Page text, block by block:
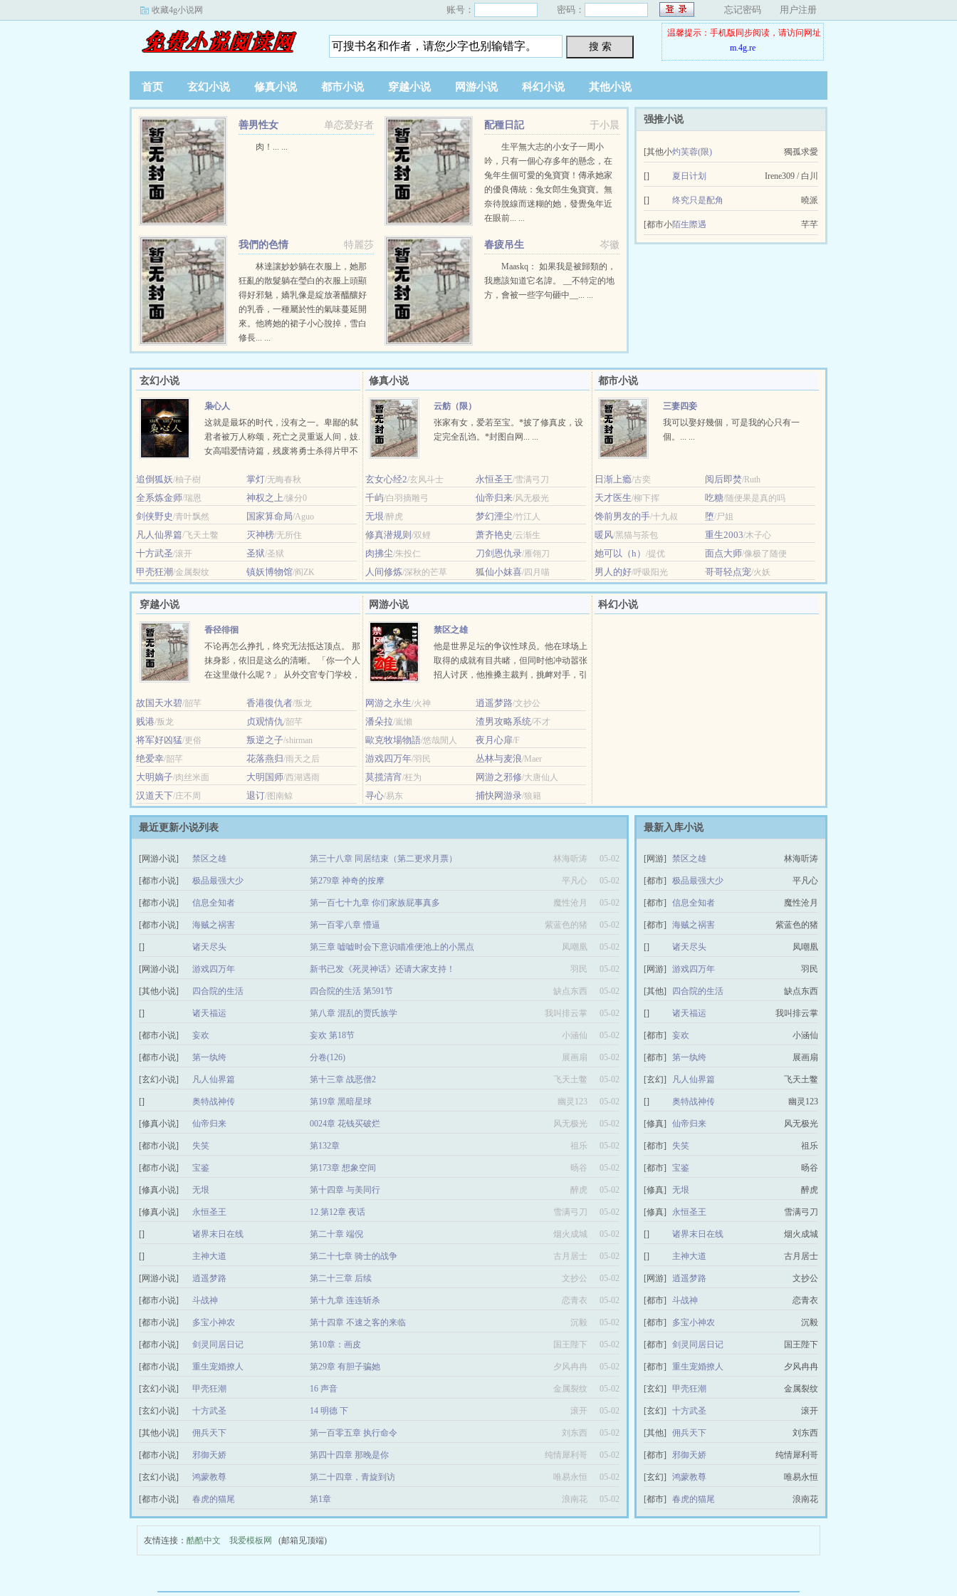
收藏4g小说网 账号： 密码： 忘记密码 用户注册
搜 索
温馨提示：手机版同步阅读，请访问网址
m.4g.re
首页 玄幻小说 修真小说 都市小说 穿越小说 网游小说 科幻小说 其他小说
单恋爱好者
善男性女
肉！... ...
于小晨
配種日記
生平無大志的小女子一周小
吟，只有一個心存多年的懸念，在
兔年生個可愛的兔寶寶！傳承她家
的優良傳統：兔女郎生兔寶寶。無
奈待脫線而迷糊的她，發覺兔年近
在眼前... ...
特麗莎
我們的色情
林達讓妙妙躺在衣服上，她那
狂亂的散髮躺在瑩白的衣服上頭顯
得好邪魅，嬌乳像是綻放著醞釀好
的乳香，一種屬於性的氣味蔓延開
來。他將她的裙子小心脫掉，雪白
修長... ...
岑徽
春疲吊生
Maaskq： 如果我是被歸類的，
我應該知道它名諱。 __不特定的地
方，會被一些字句砸中__... ...
强推小说
[其他小
说]
灼芙蓉(限) 獨孤求愛
[] 夏日计划 Irene309 / 白川
[] 终究只是配角 曉派
[都市小
说]
陌生際遇 芊芊
玄幻小说
枭心人
这就是最坏的时代，没有之一。卑鄙的弑
君者被万人称颂，死亡之灵重返人间，妓.
女高唱爱情诗篇，残废将勇士杀得片甲不
追倒狐妖/柚子樹 掌灯/无晦春秋
全系炼金师/瑞恩 神权之上/缘分0
剑侠野史/青叶飘然 国家算命局/Aguo
凡人仙界篇/飞天土鳖 灭神榜/无所住
十方武圣/滚开 圣狱/圣狱
甲壳狂潮/金属裂纹 镇妖博物馆/阎ZK
修真小说
云舫（限）
张家有女，爱若至宝。*披了修真皮，设
定完全乱诌。*封图自网... ...
玄女心经2/玄风斗士 永恒圣王/雪满弓刀
千屿/白羽摘雕弓 仙帝归来/风无极光
无垠/醉虎 梦幻湮尘/竹江人
修真潜规则 /双鲤 萧齐艳史/云渐生
肉拂尘/朱投仁 刀剑恩仇录/雁翎刀
人间修炼/深秋的芒草 狐仙小妺喜/四月喵
都市小说
三妻四妾
我可以娶好幾個，可是我的心只有一
個。... ...
日渐上瘾/古奕 阅后即焚/Ruth
天才医生/柳下挥 吃糖/随便果是真的吗
馋前男友的手/十九叔 堕/尸姐
暖风/黑猫与茶包 重生2003/木子心
她可以（h） /提优 面点大师/像极了随便
男人的好/呼吸阳光 哥哥轻点宠/火妖
穿越小说
香径徘徊
不论再怎么挣扎，终究无法抵达顶点。 那
抹身影，依旧是这么的清晰。 「你一个人
在这里做什么呢？」 从外交官专门学校，
故国天水碧/韶芊 香港復仇者/叛龙
贱港/叛龙 贞观情仇/韶芊
将军好凶猛/更俗 叛逆之子/shirman
绝爱幸/韶芊 花落燕归/雨天之后
大明嫡子/肉丝米面 大明国师/西湖遇雨
汉道天下/庄不周 退订/图南鲸
网游小说
禁区之雄
他是世界足坛的争议性球员。他在球场上
取得的成就有目共睹，但同时他冲动嚣张
招人讨厌，他推搡主裁判，挑衅对手，引
网游之永生/火神 逍遥梦路/文抄公
潘朵拉/嵐懶 渣男攻略系统/不才
歐克牧場物語/悠哉閒人 夜月心扉/F
游戏四万年/羽民 丛林与麦浪/Maer
莫揽清宵/枉为 网游之邪修/大唐仙人
寻心/易东 捕快网游录/狼籍
科幻小说
最近更新小说列表
[网游小说] 禁区之雄 第三十八章 同居结束（第二更求月票） 林海听涛 05-02
[都市小说] 极品最强大少 第279章 神奇的按摩 平凡心 05-02
[都市小说] 信息全知者 第一百七十九章 你们家族屁事真多 魔性沧月 05-02
[都市小说] 海贼之祸害 第一百零八章 懵逼 紫蓝色的猪 05-02
[] 诸天尽头 第三章 嘘嘘时会下意识瞄准便池上的小黑点 凤嘲凰 05-02
[网游小说] 游戏四万年 新书已发《死灵神话》还请大家支持！ 羽民 05-02
[其他小说] 四合院的生活 四合院的生活 第591节 缺点东西 05-02
[] 诸天福运 第八章 混乱的贾氏族学 我叫排云掌 05-02
[都市小说] 妄欢 妄欢 第18节 小涵仙 05-02
[都市小说] 第一纨绔 分卷(126) 展画扇 05-02
[玄幻小说] 凡人仙界篇 第十三章 战恶僧2 飞天土鳖 05-02
[] 奥特战神传 第19章 黑暗星球 幽灵123 05-02
[修真小说] 仙帝归来 0024章 花钱买破烂 风无极光 05-02
[都市小说] 失笑 第132章 祖乐 05-02
[都市小说] 宝鉴 第173章 想象空间 旸谷 05-02
[修真小说] 无垠 第十四章 与美同行 醉虎 05-02
[修真小说] 永恒圣王 12.第12章 夜话 雪满弓刀 05-02
[] 诸界末日在线 第二十章 端倪 烟火成城 05-02
[] 主神大道 第二十七章 骑士的战争 古月居士 05-02
[网游小说] 逍遥梦路 第二十三章 后续 文抄公 05-02
[都市小说] 斗战神 第十九章 连连斩杀 恋青衣 05-02
[都市小说] 多宝小神农 第十四章 不速之客的来临 沉毅 05-02
[都市小说] 剑灵同居日记 第10章：画皮 国王陛下 05-02
[都市小说] 重生宠婚撩人 第29章 有胆子骗她 夕风冉冉 05-02
[玄幻小说] 甲壳狂潮 16 声音 金属裂纹 05-02
[玄幻小说] 十方武圣 14 明德 下 滚开 05-02
[其他小说] 佣兵天下 第一百零五章 执行命令 刘东西 05-02
[都市小说] 邪御天娇 第四十四章 那晚是你 纯情犀利哥 05-02
[玄幻小说] 鸿蒙教尊 第二十四章，青旋到访 唯易永恒 05-02
[都市小说] 春虎的猫尾 第1章 浪南花 05-02
最新入库小说
[网游] 禁区之雄 林海听涛
[都市] 极品最强大少 平凡心
[都市] 信息全知者 魔性沧月
[都市] 海贼之祸害 紫蓝色的猪
[] 诸天尽头 凤嘲凰
[网游] 游戏四万年 羽民
[其他] 四合院的生活 缺点东西
[] 诸天福运 我叫排云掌
[都市] 妄欢 小涵仙
[都市] 第一纨绔 展画扇
[玄幻] 凡人仙界篇 飞天土鳖
[] 奥特战神传 幽灵123
[修真] 仙帝归来 风无极光
[都市] 失笑 祖乐
[都市] 宝鉴 旸谷
[修真] 无垠 醉虎
[修真] 永恒圣王 雪满弓刀
[] 诸界末日在线 烟火成城
[] 主神大道 古月居士
[网游] 逍遥梦路 文抄公
[都市] 斗战神 恋青衣
[都市] 多宝小神农 沉毅
[都市] 剑灵同居日记 国王陛下
[都市] 重生宠婚撩人 夕风冉冉
[玄幻] 甲壳狂潮 金属裂纹
[玄幻] 十方武圣 滚开
[其他] 佣兵天下 刘东西
[都市] 邪御天娇 纯情犀利哥
[玄幻] 鸿蒙教尊 唯易永恒
[都市] 春虎的猫尾 浪南花
友情连接： 酷酷中文 我爱模板网 (邮箱见顶端)